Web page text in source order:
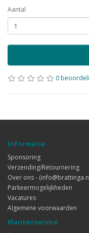
Aantal
0
Informatie
Sponsoring
Verzending/Retournering
Over ons -
Parkeermogelijkheden
Vacatures
Algemene voorwaarden
Klantenservice